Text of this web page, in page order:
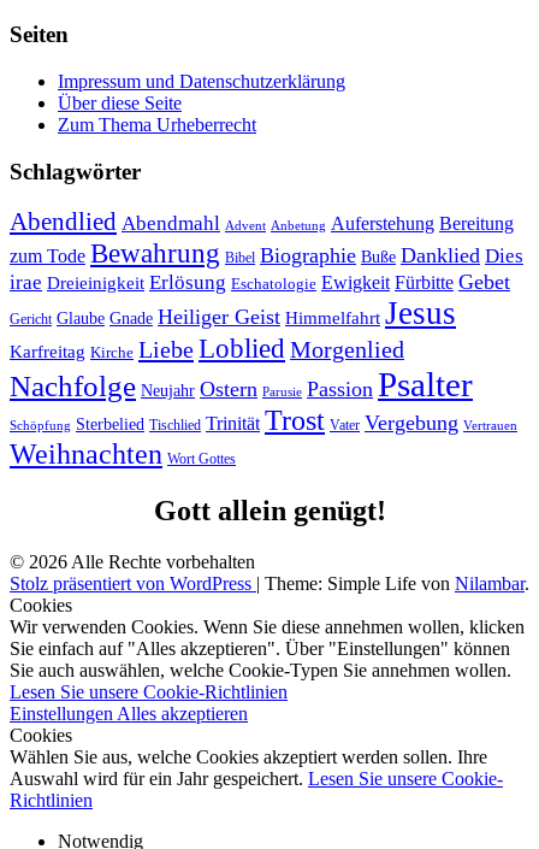
Seiten
Impressum und Datenschutzerklärung
Über diese Seite
Zum Thema Urheberrecht
Schlagwörter
Abendlied Abendmahl Advent Anbetung Auferstehung Bereitung
zum Tode Bewahrung Bibel Biographie Buße Danklied Dies
irae Dreieinigkeit Erlösung Eschatologie Ewigkeit Fürbitte Gebet
Gericht Glaube Gnade Heiliger Geist Himmelfahrt Jesus
Karfreitag Kirche LiebeLobliedMorgenlied
Nachfolge Neujahr Ostern Parusie Passion Psalter
Schöpfung Sterbelied Tischlied Trinität Trost Vater Vergebung Vertrauen
Weihnachten Wort Gottes
Gott allein genügt!
© 2026 Alle Rechte vorbehalten
Stolz präsentiert von WordPress | Theme: Simple Life von Nilambar.
Cookies
Wir verwenden Cookies. Wenn Sie diese annehmen wollen, klicken
Sie einfach auf "Alles akzeptieren". Über "Einstellungen" können
Sie auch auswählen, welche Cookie-Typen Sie annehmen wollen.
Lesen Sie unsere Cookie-Richtlinien
Einstellungen Alles akzeptieren
Cookies
Wählen Sie aus, welche Cookies akzeptiert werden sollen. Ihre
Auswahl wird für ein Jahr gespeichert. Lesen Sie unsere Cookie-
Richtlinien
Notwendig